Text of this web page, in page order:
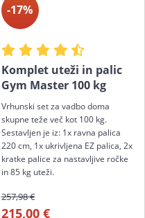
-17%
Komplet uteži in palic
Gym Master 100 kg
Vrhunski set za vadbo doma
skupne teže več kot 100 kg.
Sestavljen je iz: 1x ravna palica
220 cm, 1x ukrivljena EZ palica, 2x
kratke palice za nastavljive ročke
in 85 kg uteži.
257,98 €
215,00 €